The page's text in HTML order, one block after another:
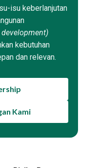
isu keberlanjutan
kebutuhan
dan relevan.
Kami